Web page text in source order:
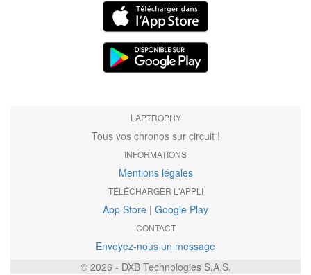
LAPTROPHY
Tous vos chronos sur circuit !
INFORMATIONS
Mentions légales
TÉLÉCHARGER L'APPLI
App Store | Google Play
CONTACT
Envoyez-nous un message
© 2026 - DXB Technologies S.A.S.